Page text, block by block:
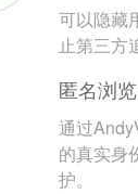
可以隐藏
止第三方
匿名浏览
通过
的真实身
护。